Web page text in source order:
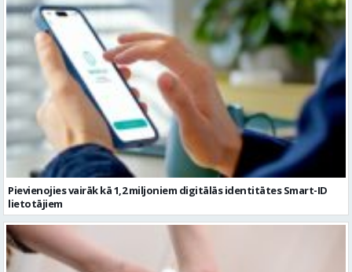
Pievienojies vairāk kā 1,2 miljoniem digitālās identitātes Smart-ID
lietotājiem